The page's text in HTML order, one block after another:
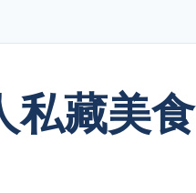
私藏美食